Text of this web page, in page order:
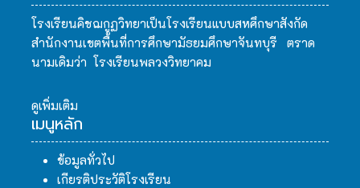
โรงเรียนคิชฌกูฏวิทยาเป็นโรงเรียนแบบสหศึกษาสังกัด
สำนักงานเขตพื้นที่การศึกษามัธยมศึกษาจันทบุรี ตราด
นามเดิมว่า โรงเรียนพลวงวิทยาคม
ดูเพิ่มเติม
เมนูหลัก
ข้อมูลทั่วไป
เกียรติประวัติโรงเรียน